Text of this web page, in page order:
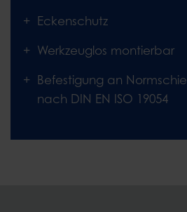
Eckenschutz
Werkzeuglos montierbar
Befestigung an
nach DIN EN ISO 19054